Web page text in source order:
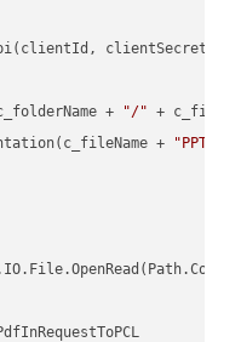
clientSecret);
+ "/" +
+
"PPT"